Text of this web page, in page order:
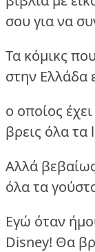
σου για να
Τα κόμικς
στην Ελλάδα
ο οποίος
βρεις όλα τα
Αλλά
όλα τα
Εγώ όταν
Disney! Θα